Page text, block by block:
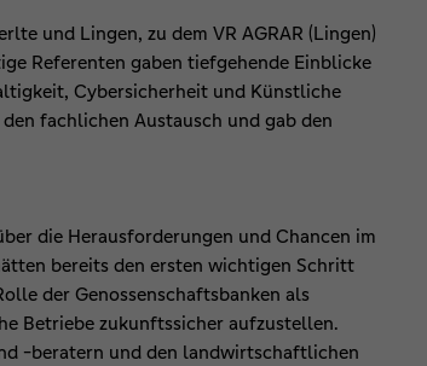
und Lingen, zu dem VR AGRAR (Lingen)
Referenten gaben tiefgehende Einblicke
Cybersicherheit und Künstliche
fachlichen Austausch und gab den
die Herausforderungen und Chancen im
bereits den ersten wichtigen Schritt
der Genossenschaftsbanken als
Betriebe zukunftssicher aufzustellen.
-beratern und den landwirtschaftlichen